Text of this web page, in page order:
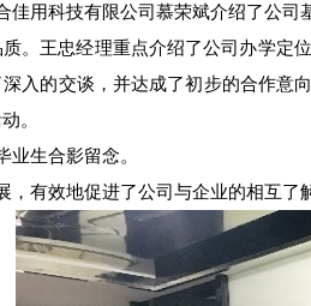
佳用科技有限公司慕荣斌介绍了公
。王忠经理重点介绍了公司办学定
入的交谈，并达成了初步的合作意
。
业生合影留念。
，有效地促进了公司与企业的相互